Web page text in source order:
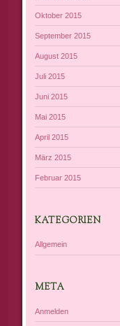
Oktober 2015
September 2015
August 2015
Juli 2015
Juni 2015
Mai 2015
April 2015
März 2015
Februar 2015
KATEGORIEN
Allgemein
META
Anmelden